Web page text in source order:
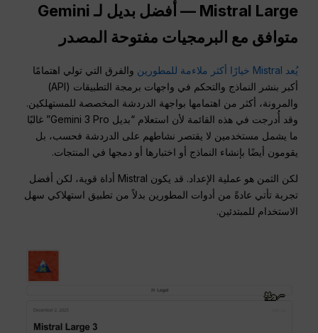
Mistral Large — أفضل بديل لـ Gemini
متوافق مع البرمجيات مفتوحة المصدر
يُعد Mistral خيارًا أكثر ملاءمة للمطورين
والفرق التي تولي اهتمامًا
أكبر بنشر النماذج والتحكم في واجهات برمجة التطبيقات (API)
والمرونة، أكثر من اهتمامها بواجهة الدردشة المخصصة للمستهلكين.
وقد أُدرجت في هذه القائمة لأن استعلام “بديل Gemini 3 Pro” غالبًا
ما يشمل مستخدمين لا يقتصر نشاطهم على الدردشة فحسب، بل
يقومون أيضًا بإنشاء النماذج أو اختبارها أو دمجها في المنتجات.
لكن الثمن هو عملية الإعداد. قد يكون Mistral أداة قوية، لكن أفضل
تجربة تأتي عادةً من أدوات المطورين بدلاً من تطبيق استهلاكي سهل
الاستخدام للمبتدئين.